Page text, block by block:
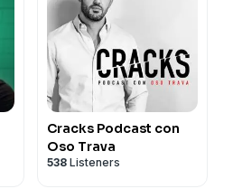
Cracks Podcast con
Oso Trava
538 Listeners